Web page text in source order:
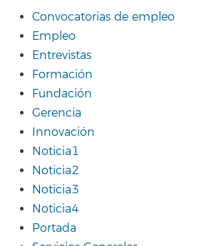
Convocatorias de empleo
Empleo
Entrevistas
Formación
Fundación
Gerencia
Innovación
Noticia1
Noticia2
Noticia3
Noticia4
Portada